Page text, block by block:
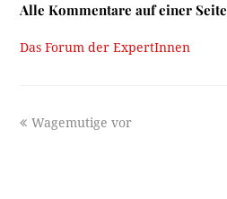
Alle Kommentare auf einer Seite
Das Forum der ExpertInnen
previous
Wagemutige vor